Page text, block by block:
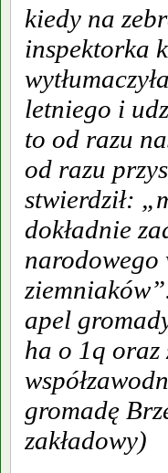
kiedy na
inspektorka
letniego i
to od razu
od razu
stwierdził:
dokładnie
apel
ha o 1q oraz
gromadę
zakładowy)